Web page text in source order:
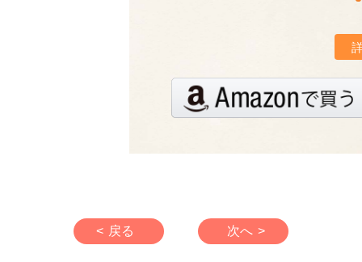
< 戻る 次へ >